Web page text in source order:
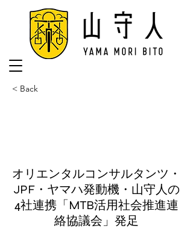
< Back
オリエンタルコンサルタンツ・
JPF・ヤマハ発動機・山守人の
4社連携「MTB活用社会推進連
絡協議会」発足